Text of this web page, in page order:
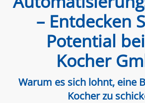
– Entdecken
Potential
Kocher
Warum es sich lohnt, eine
Kocher zu